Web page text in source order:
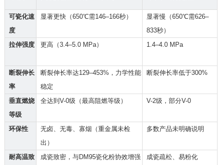
可瓷化速
度
显著更快（650℃需146–166秒）
显著慢（650℃需626–
833秒）
拉伸强度
更高（3.4–5.0 MPa） 1.4–4.0 MPa
断裂伸长
率
断裂伸长率达129–453%，力学性能
稳定
断裂伸长率低于300%
垂直燃烧
等级
全达到V-0级（最高阻燃等级） V-2级，部分V-0
环保性
无卤、无毒、寡烟（重金属未检
出）
多数产品未明确说明
耐高温致 成瓷致密，与DM95瓷化粉协效增强 成瓷疏松、易粉化